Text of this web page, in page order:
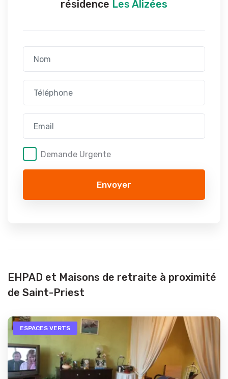
résidence Les Alizées
Demande Urgente
Envoyer
EHPAD et Maisons de retraite à proximité
de Saint-Priest
ESPACES VERTS